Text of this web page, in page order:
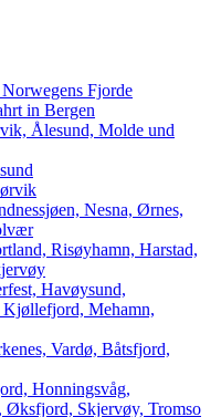
Norwegens Fjorde
in Bergen
Ålesund, Molde und
Nesna, Ørnes,
Risøyhamn, Harstad,
Havøysund,
Mehamn,
Vardø, Båtsfjord,
Honningsvåg,
Øksfjord, Skjervøy, Tromso